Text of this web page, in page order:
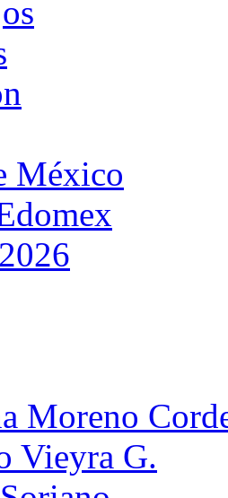
México
Moreno
Vieyra G.